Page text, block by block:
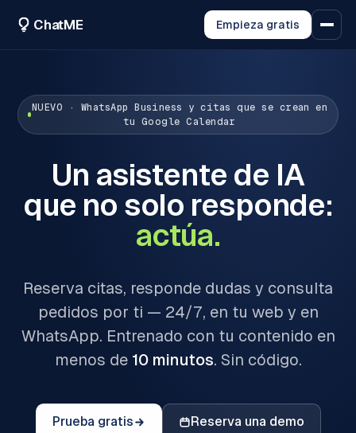
ChatME Empieza gratis
NUEVO · WhatsApp Business y citas que se crean en
tu Google Calendar
Un asistente de IA
que no solo responde:
actúa.
Reserva citas, responde dudas y consulta
pedidos por ti — 24/7, en tu web y en
WhatsApp. Entrenado con tu contenido en
menos de 10 minutos. Sin código.
Prueba gratis Reserva una demo